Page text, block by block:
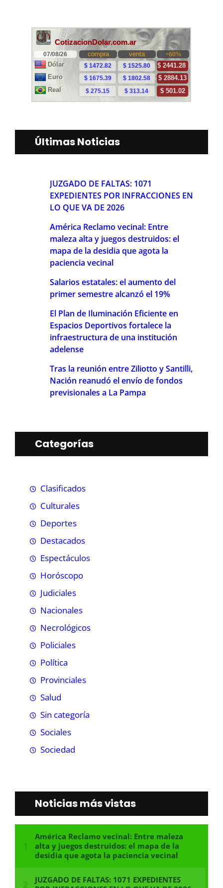
Últimas Noticias
JUZGADO DE FALTAS: 1071
EXPEDIENTES POR INFRACCIONES EN
LO QUE VA DE 2026
América Reclamo vecinal: Entre
maleza alta y juegos destruidos: el
mapa de la desidia que agota la
paciencia vecinal
Salarios estatales: el aumento del
primer semestre alcanzó el 19%
El Plan de Iluminación Eficiente en
Espacios Deportivos fortalece la
infraestructura de una institución
adelense
Tras la reunión entre Ziliotto y Santilli,
Nación reanudó el envío de fondos
previsionales a La Pampa
Categorías
Clasificados
Culturales
Deportes
Destacados
Espectáculos
Horóscopo
Judiciales
Nacionales
Necrológicos
Policiales
Política
Provinciales
Salud
Sin categoría
Sociales
Sociedad
Noticias más vistas